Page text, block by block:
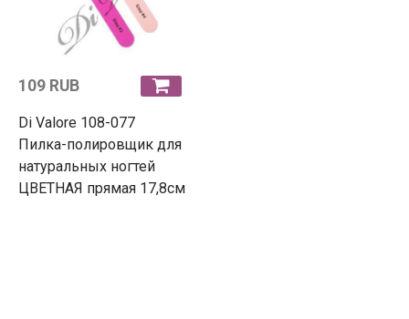
109 RUB
Di Valore 108-077
Пилка-полировщик для
натуральных ногтей
ЦВЕТНАЯ прямая 17,8см